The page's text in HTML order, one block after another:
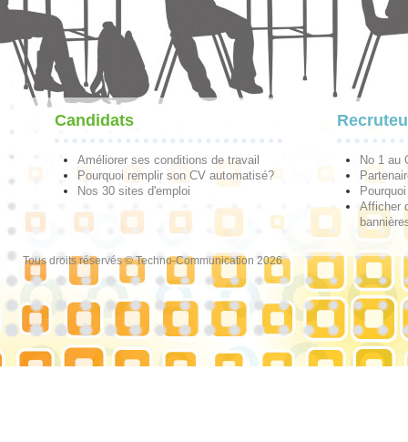
Candidats
Améliorer ses conditions de travail
Pourquoi remplir son CV automatisé?
Nos 30 sites d'emploi
No 1 au
Afficher
Tous droits réservés © Techno-Communication 2026